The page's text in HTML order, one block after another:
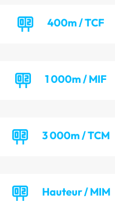
400m / TCF
1 000m / MIF
3 000m / TCM
Hauteur / MIM